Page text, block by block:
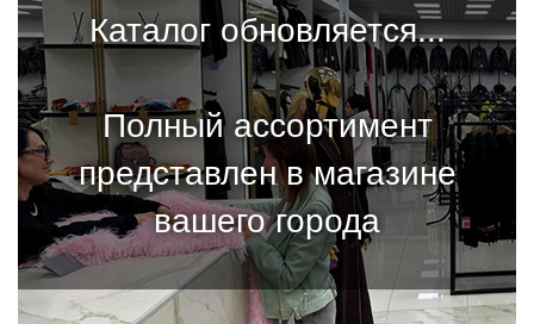
Каталог обновляется...
Полный ассортимент
представлен в магазине
вашего города